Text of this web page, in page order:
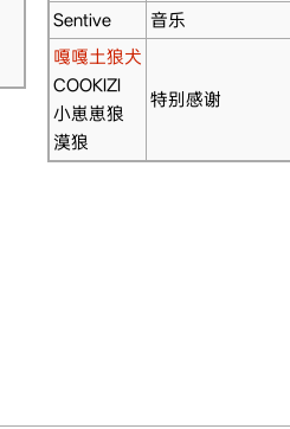
Sentive
音乐
嘎嘎土狼犬
COOKIZI
小崽崽狼
漠狼
特别感谢